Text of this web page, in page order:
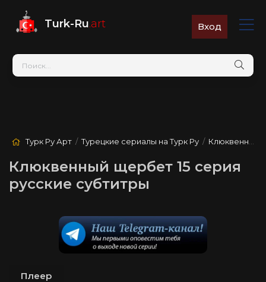
Turk-Ru.art Вход
Турк Ру Арт /Турецкие сериалы на Турк Ру / Клюквенный щербет
Клюквенный щербет 15 серия
русские субтитры
Плеер